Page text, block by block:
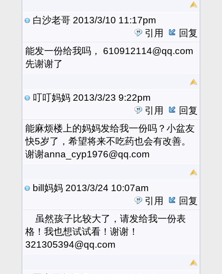
白沙老哥 2013/3/10 11:17pm
引用
回复
能发一份给我吗， 610912114@qq.com
先谢谢了
叮叮妈妈 2013/3/23 9:22pm
引用
回复
能麻烦楼上的妈妈发给我一份吗？小盆友
快5岁了，希望将来不吃药也会有改善。
谢谢anna_cyp1976@qq.com
bill妈妈 2013/3/24 10:07am
引用
回复
虽然孩子比较大了，请发给我一份表
格！我也想试试看！谢谢！
321305394@qq.com